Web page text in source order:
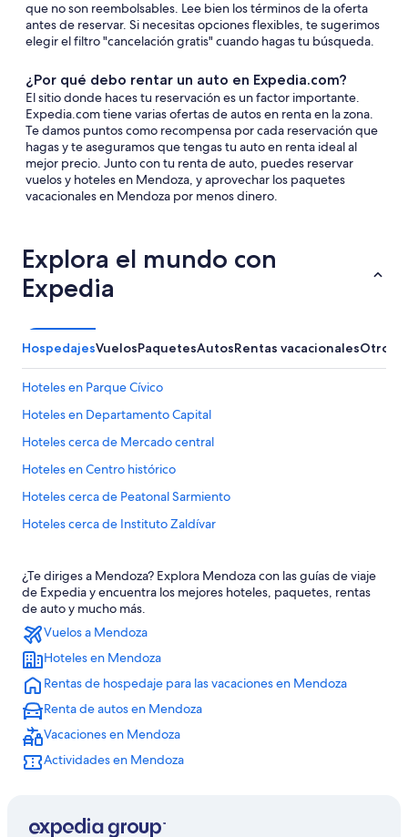
que no son reembolsables. Lee bien los términos de la oferta
antes de reservar. Si necesitas opciones flexibles, te sugerimos
elegir el filtro "cancelación gratis" cuando hagas tu búsqueda.
¿Por qué debo rentar un auto en Expedia.com?
El sitio donde haces tu reservación es un factor importante.
Expedia.com tiene varias ofertas de autos en renta en la zona.
Te damos puntos como recompensa por cada reservación que
hagas y te aseguramos que tengas tu auto en renta ideal al
mejor precio. Junto con tu renta de auto, puedes reservar
vuelos y hoteles en Mendoza, y aprovechar los paquetes
vacacionales en Mendoza por menos dinero.
Explora el mundo con
Expedia
HospedajesVuelosPaquetesAutosRentas vacacionalesOtros
Hoteles en Parque Cívico
Hoteles en Departamento Capital
Hoteles cerca de Mercado central
Hoteles en Centro histórico
Hoteles cerca de Peatonal Sarmiento
Hoteles cerca de Instituto Zaldívar
Hoteles de golf en Mendoza
Hoteles de ski en Mendoza
Hoteles de lujo en Mendoza
Hoteles familiares en Mendoza
Hoteles históricos en Mendoza
Hoteles románticos en Mendoza
Hoteles baratos en Mendoza
Hoteles boutique en Mendoza
Hoteles con aguas termales en Mendoza
¿Te diriges a Mendoza? Explora Mendoza con las guías de viaje
de Expedia y encuentra los mejores hoteles, paquetes, rentas
de auto y mucho más.
Vuelos a Mendoza
Hoteles en Mendoza
Rentas de hospedaje para las vacaciones en Mendoza
Renta de autos en Mendoza
Vacaciones en Mendoza
Actividades en Mendoza